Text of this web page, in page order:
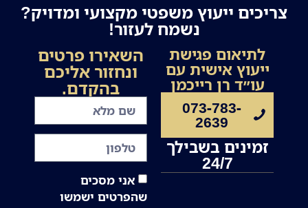
צריכים ייעוץ משפטי מקצועי ומדויק?
נשמח לעזור!
לתיאום פגישת
ייעוץ אישית עם
עו״ד רן רייכמן
073-783-
2639
זמינים בשבילך
24/7
השאירו פרטים
ונחזור אליכם
בהקדם.
אני מסכים
שהפרטים ישמשו